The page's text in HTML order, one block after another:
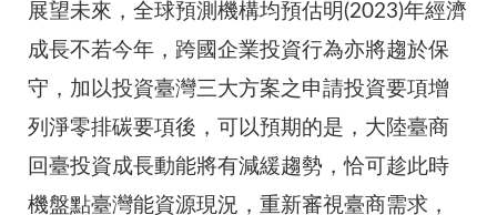
展望未來，全球預測機構均預估明(2023)年經濟
成長不若今年，跨國企業投資行為亦將趨於保
守，加以投資臺灣三大方案之申請投資要項增
列淨零排碳要項後，可以預期的是，大陸臺商
回臺投資成長動能將有減緩趨勢，恰可趁此時
機盤點臺灣能資源現況，重新審視臺商需求，